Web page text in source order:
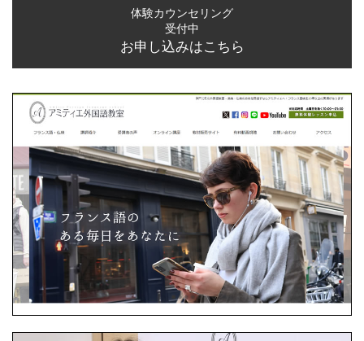
体験カウンセリング
受付中
お申し込みはこちら